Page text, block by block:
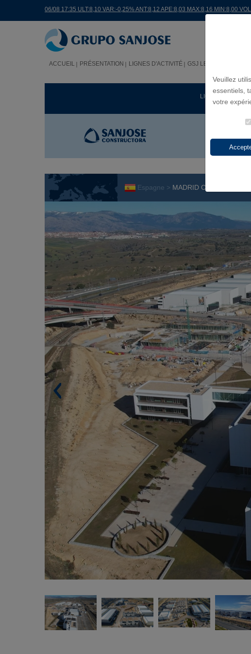
Veuillez
essentiels,
votre
06/08 17:35 ULT:8,10 VAR:-0,25% ANT:8,12 APE:8,03 MAX:8,16 MIN:8,00
ACCUEIL PRÉSENTATION LIGNES D'ACTIVITÉ GSJ LE MONDE
LIGNES D'ACTIVITÉ
Espagne > MADRID CONTENT CITY